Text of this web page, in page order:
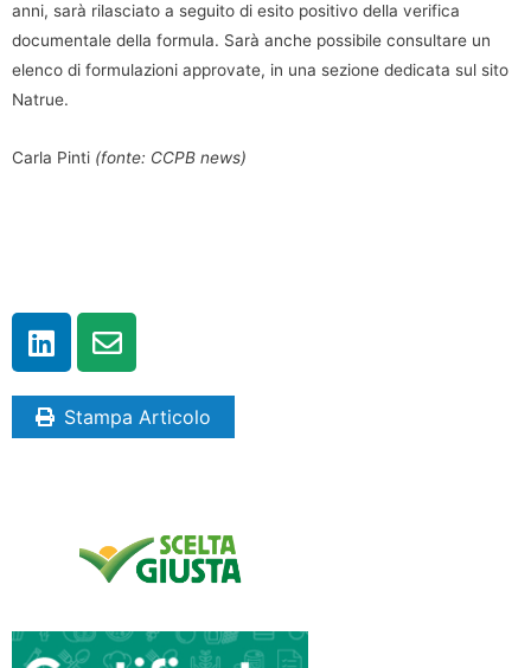
anni, sarà rilasciato a seguito di esito positivo della verifica
documentale della formula. Sarà anche possibile consultare un
elenco di formulazioni approvate, in una sezione dedicata sul sito
Natrue.
Carla Pinti (fonte: CCPB news)
Stampa Articolo